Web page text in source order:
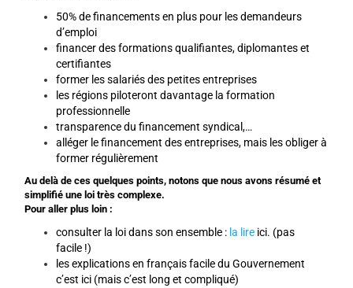
50% de financements en plus pour les demandeurs
d’emploi
financer des formations qualifiantes, diplomantes et
certifiantes
former les salariés des petites entreprises
les régions piloteront davantage la formation
professionnelle
transparence du financement syndical,…
alléger le financement des entreprises, mais les obliger à
former régulièrement
Au delà de ces quelques points, notons que nous avons résumé et
simplifié une loi très complexe.
Pour aller plus loin :
consulter la loi dans son ensemble : la lire ici. (pas
facile !)
les explications en français facile du Gouvernement
c’est ici (mais c’est long et compliqué)